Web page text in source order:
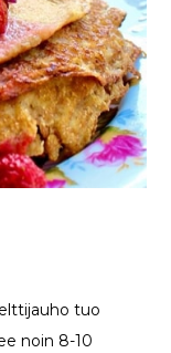
tuo
noin 8-10